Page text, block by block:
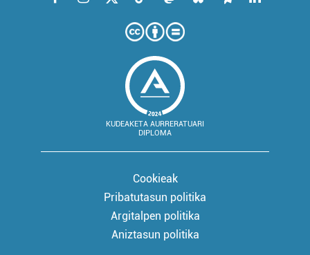
KUDEAKETA AURRERATUARI
DIPLOMA
Cookieak
Pribatutasun politika
Argitalpen politika
Aniztasun politika